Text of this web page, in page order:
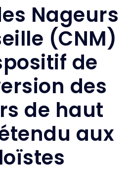
Nageurs
(CNM)
de
des
de haut
aux